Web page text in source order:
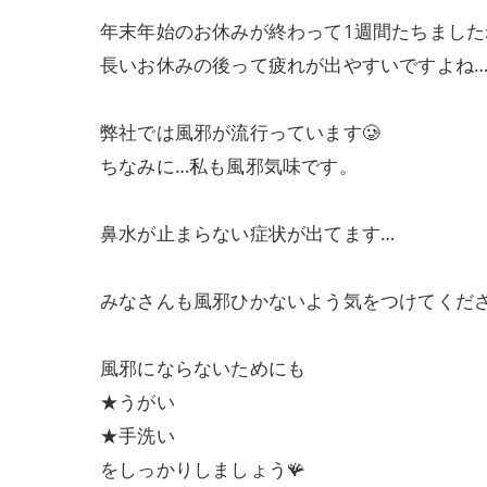
年末年始のお休みが終わって1週間たちました
長いお休みの後って疲れが出やすいですよね
弊社では風邪が流行っています🥲
ちなみに…私も風邪気味です。
鼻水が止まらない症状が出てます…
みなさんも風邪ひかないよう気をつけてくだ
風邪にならないためにも
★うがい
★手洗い
をしっかりしましょう🪸